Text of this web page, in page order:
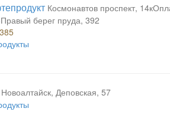
Космонавтов проспект,
берег пруда, 392
Новоалтайск, Деповская, 57